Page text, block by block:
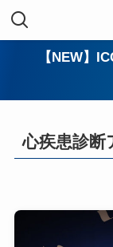
【NEW】
心疾患診断